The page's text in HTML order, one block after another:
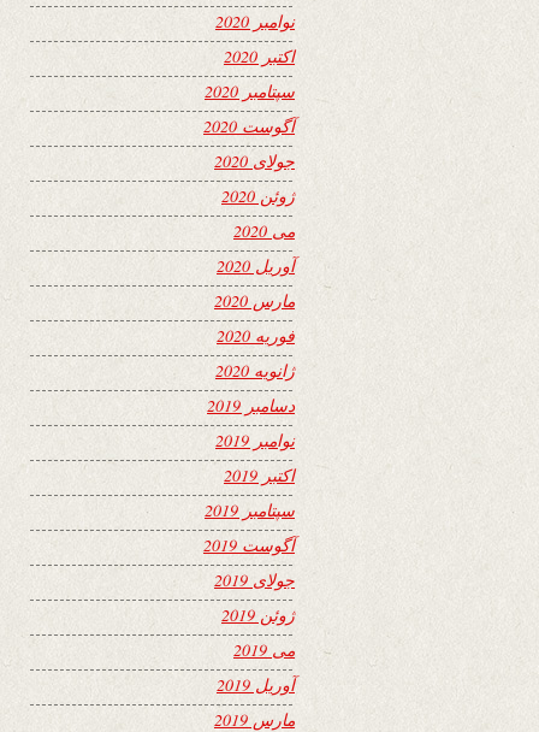
نوامبر 2020
اکتبر 2020
سپتامبر 2020
آگوست 2020
جولای 2020
ژوئن 2020
می 2020
آوریل 2020
مارس 2020
فوریه 2020
ژانویه 2020
دسامبر 2019
نوامبر 2019
اکتبر 2019
سپتامبر 2019
آگوست 2019
جولای 2019
ژوئن 2019
می 2019
آوریل 2019
مارس 2019